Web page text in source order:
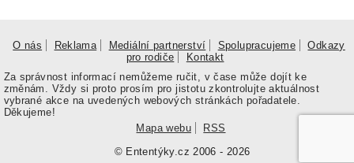
O nás Reklama Mediální partnerství Spolupracujeme
Odkazy
pro rodiče
Kontakt
© Ententýky.cz 2006 - 2026
Za správnost informací nemůžeme ručit, v čase může dojít ke
změnám. Vždy si proto prosím pro jistotu zkontrolujte aktuálnost
vybrané akce na uvedených webových stránkách pořadatele.
Děkujeme!
Mapa webu
RSS